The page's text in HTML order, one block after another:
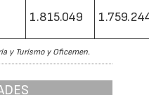
1.815.049
y Turismo y Oficemen.